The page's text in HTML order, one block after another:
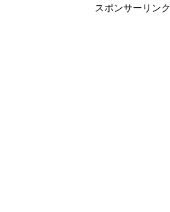
スポンサーリンク